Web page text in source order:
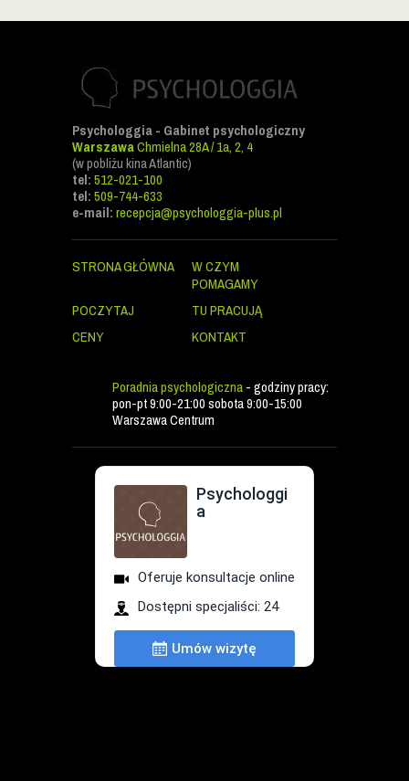
Psychologgia - Gabinet psychologiczny
WarszawaChmielna 28A / 1a, 2, 4
(w pobliżu kina Atlantic)
tel:512-021-100
tel:509-744-633
e-mail:recepcja@psychologgia-plus.pl
STRONA GŁÓWNA
W CZYM
POMAGAMY
POCZYTAJ
TU PRACUJĄ
CENY
KONTAKT
Poradnia psychologiczna- godziny pracy:
pon-pt 9:00-21:00 sobota 9:00-15:00
Warszawa Centrum